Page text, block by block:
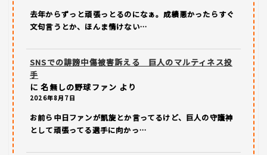
去年からずっと頑張っとるのになぁ。成績悪かったらすぐ
文句言うとか、ほんま情けない…
SNSでの誹謗中傷被害訴える 巨人のマルティネス投
手
に名無しの野球ファン より
2026年8月7日
お前ら中日ファンが凱旋とか言ってるけど、巨人の守護神
として頑張ってる選手に向かっ…